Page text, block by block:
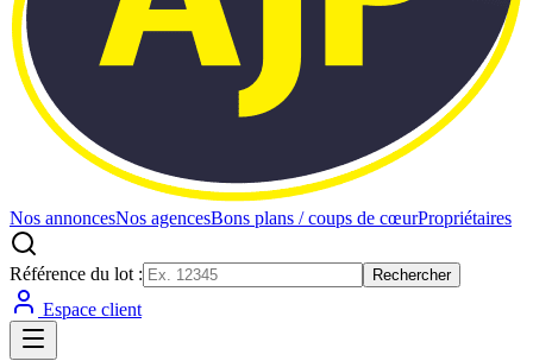
Nos annoncesNos agencesBons plans / coups de cœurPropriétaires
Référence du lot : Rechercher
Espace client